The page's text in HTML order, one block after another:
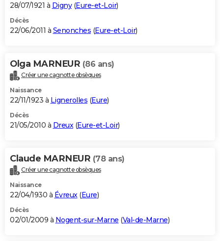
28/07/1921 à Digny(Eure-et-Loir)
Décès
22/06/2011 à Senonches (Eure-et-Loir)
Olga MARNEUR (86 ans)
Créer une cagnotte obsèques
Naissance
22/11/1923 à Lignerolles (Eure)
Décès
21/05/2010 à Dreux(Eure-et-Loir)
Claude MARNEUR (78 ans)
Créer une cagnotte obsèques
Naissance
22/04/1930 à Évreux(Eure)
Décès
02/01/2009 à Nogent-sur-Marne (Val-de-Marne)